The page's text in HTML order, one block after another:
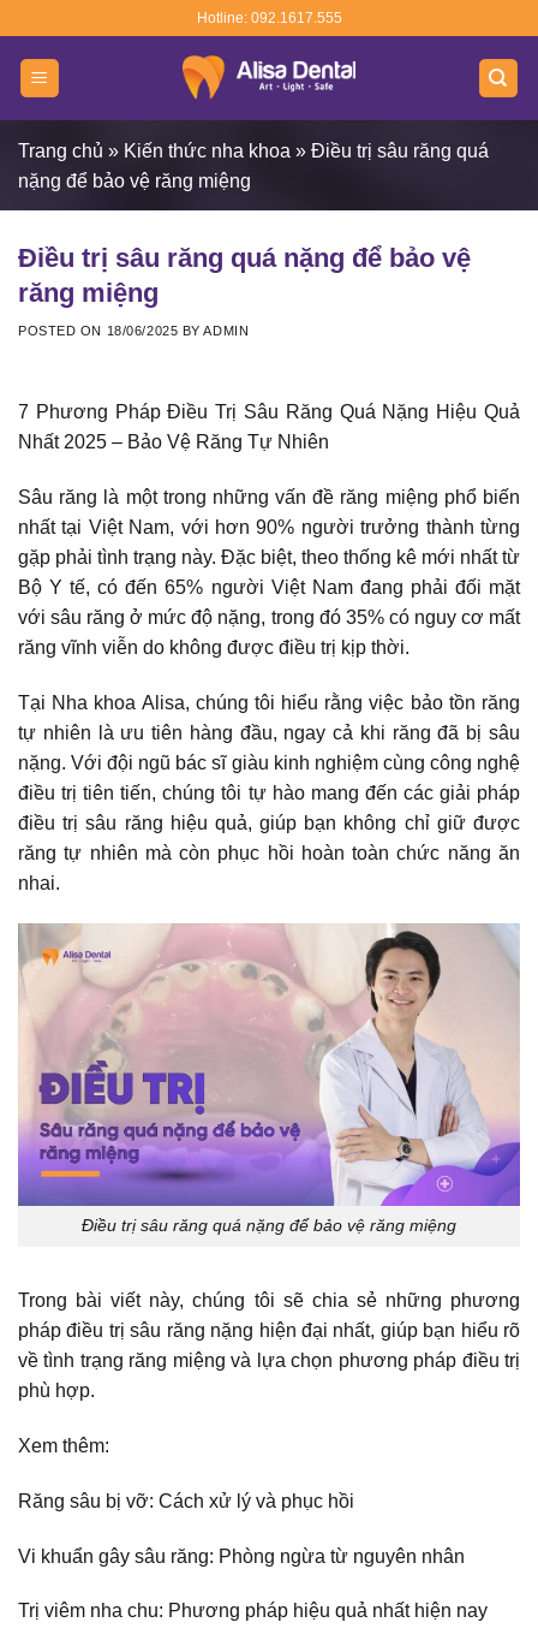
content
Hotline: 092.1617.555
Trang chủ » Kiến thức nha khoa » Điều trị sâu răng quá
nặng để bảo vệ răng miệng
Điều trị sâu răng quá nặng để bảo vệ
răng miệng
POSTED ON 18/06/2025 BYADMIN
7 Phương Pháp Điều Trị Sâu Răng Quá Nặng Hiệu Quả
Nhất 2025 – Bảo Vệ Răng Tự Nhiên
Sâu răng là một trong những vấn đề răng miệng phổ biến
nhất tại Việt Nam, với hơn 90% người trưởng thành từng
gặp phải tình trạng này. Đặc biệt, theo thống kê mới nhất từ
Bộ Y tế, có đến 65% người Việt Nam đang phải đối mặt
với sâu răng ở mức độ nặng, trong đó 35% có nguy cơ mất
răng vĩnh viễn do không được điều trị kịp thời.
Tại Nha khoa Alisa, chúng tôi hiểu rằng việc bảo tồn răng
tự nhiên là ưu tiên hàng đầu, ngay cả khi răng đã bị sâu
nặng. Với đội ngũ bác sĩ giàu kinh nghiệm cùng công nghệ
điều trị tiên tiến, chúng tôi tự hào mang đến các giải pháp
điều trị sâu răng hiệu quả, giúp bạn không chỉ giữ được
răng tự nhiên mà còn phục hồi hoàn toàn chức năng ăn
nhai.
Điều trị sâu răng quá nặng để bảo vệ răng miệng
Trong bài viết này, chúng tôi sẽ chia sẻ những phương
pháp điều trị sâu răng nặng hiện đại nhất, giúp bạn hiểu rõ
về tình trạng răng miệng và lựa chọn phương pháp điều trị
phù hợp.
Xem thêm:
Răng sâu bị vỡ: Cách xử lý và phục hồi
Vi khuẩn gây sâu răng: Phòng ngừa từ nguyên nhân
Trị viêm nha chu: Phương pháp hiệu quả nhất hiện nay